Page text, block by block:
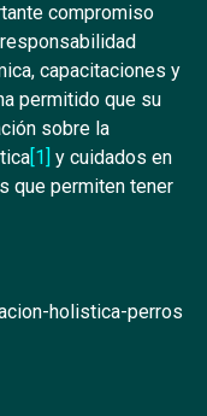
compromiso
capacitaciones y
permitido que su
sobre la
[1] y cuidados en
que permiten tener
holistica-perros